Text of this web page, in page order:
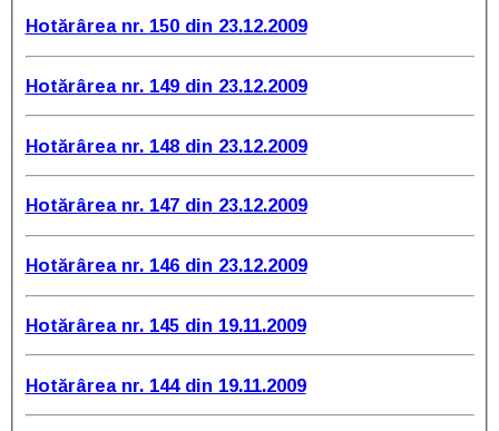
Hotărârea nr. 150 din 23.12.2009
Hotărârea nr. 149 din 23.12.2009
Hotărârea nr. 148 din 23.12.2009
Hotărârea nr. 147 din 23.12.2009
Hotărârea nr. 146 din 23.12.2009
Hotărârea nr. 145 din 19.11.2009
Hotărârea nr. 144 din 19.11.2009